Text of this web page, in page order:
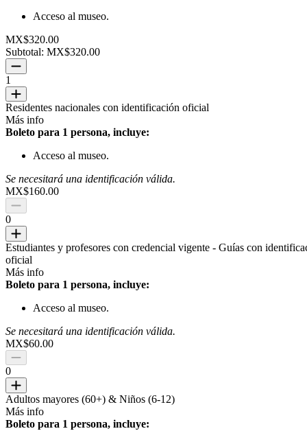
Acceso al museo.
MX$320.00
Subtotal: MX$320.00
1
Residentes nacionales con identificación oficial
Más info
Boleto para 1 persona, incluye:
Acceso al museo.
Se necesitará una identificación válida.
MX$160.00
0
Estudiantes y profesores con credencial vigente - Guías con
oficial
Más info
Boleto para 1 persona, incluye:
Acceso al museo.
Se necesitará una identificación válida.
MX$60.00
0
Adultos mayores (60+) & Niños (6-12)
Más info
Boleto para 1 persona, incluye: